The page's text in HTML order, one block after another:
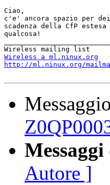
Ciao,
c'e' ancora spazio per
scadenza della CfP
qualcosa!
Wireless a ml.ninux.org
http://ml.ninux.org/
Autore ]